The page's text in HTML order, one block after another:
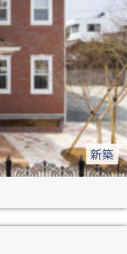
新築